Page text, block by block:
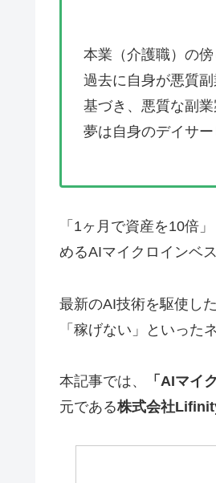
本業（介護職）の
過去に自身が悪質
基づき、悪質な副
夢は自身のデイサー
「1ヶ月で資産を10倍
めるAIマイクロインベ
最新のAI技術を駆使し
「稼げない」といった
本記事では、 「AIマイ
元である株式会社